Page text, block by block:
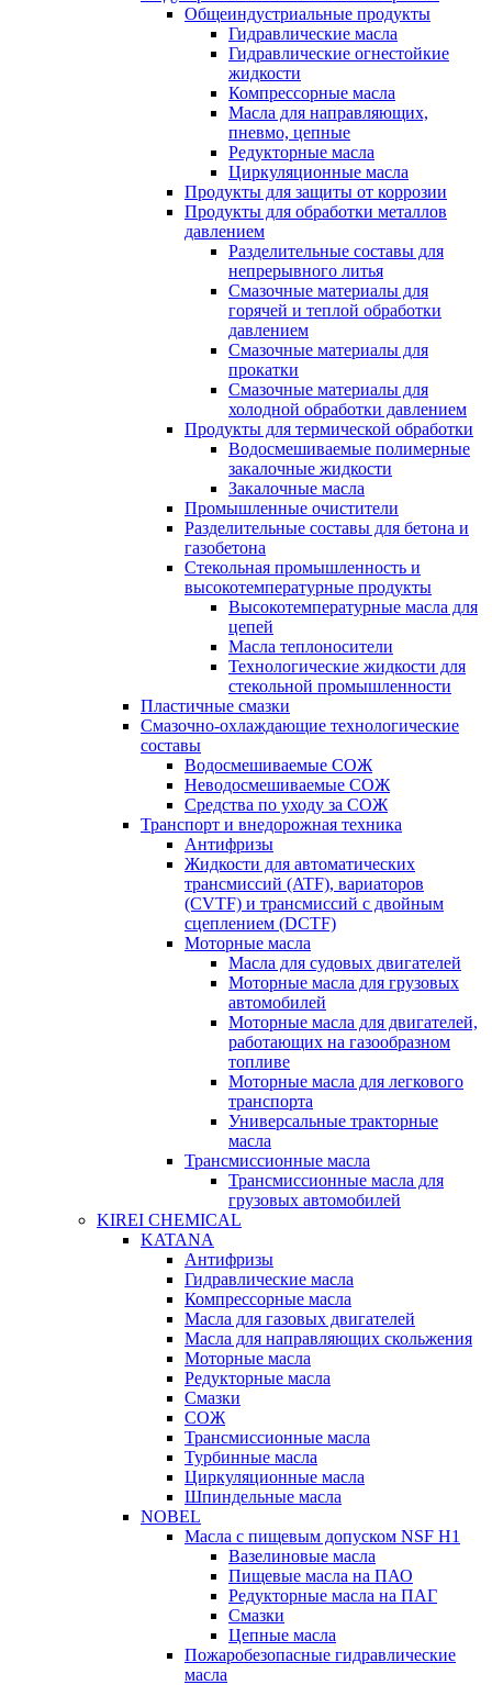
Общеиндустриальные продукты
Гидравлические масла
Гидравлические огнестойкие
жидкости
Компрессорные масла
Масла для направляющих,
пневмо, цепные
Редукторные масла
Циркуляционные масла
Продукты для защиты от коррозии
Продукты для обработки металлов
давлением
Разделительные составы для
непрерывного литья
Смазочные материалы для
горячей и теплой обработки
давлением
Смазочные материалы для
прокатки
Смазочные материалы для
холодной обработки давлением
Продукты для термической обработки
Водосмешиваемые полимерные
закалочные жидкости
Закалочные масла
Промышленные очистители
Разделительные составы для бетона и
газобетона
Стекольная промышленность и
высокотемпературные продукты
Высокотемпературные масла для
цепей
Масла теплоносители
Технологические жидкости для
стекольной промышленности
Пластичные смазки
Смазочно-охлаждающие технологические
составы
Водосмешиваемые СОЖ
Неводосмешиваемые СОЖ
Средства по уходу за СОЖ
Транспорт и внедорожная техника
Антифризы
Жидкости для автоматических
трансмиссий (ATF), вариаторов
(CVTF) и трансмиссий с двойным
сцеплением (DCTF)
Моторные масла
Масла для судовых двигателей
Моторные масла для грузовых
автомобилей
Моторные масла для двигателей,
работающих на газообразном
топливе
Моторные масла для легкового
транспорта
Универсальные тракторные
масла
Трансмиссионные масла
Трансмиссионные масла для
грузовых автомобилей
KIREI CHEMICAL
KATANA
Антифризы
Гидравлические масла
Компрессорные масла
Масла для газовых двигателей
Масла для направляющих скольжения
Моторные масла
Редукторные масла
Смазки
СОЖ
Трансмиссионные масла
Турбинные масла
Циркуляционные масла
Шпиндельные масла
NOBEL
Масла с пищевым допуском NSF H1
Вазелиновые масла
Пищевые масла на ПАО
Редукторные масла на ПАГ
Смазки
Цепные масла
Пожаробезопасные гидравлические
масла